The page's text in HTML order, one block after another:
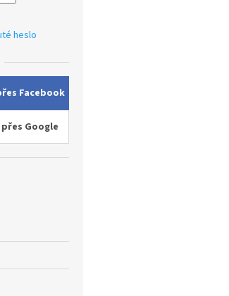
heslo
Facebook
Google